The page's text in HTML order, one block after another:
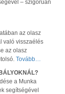
– szigorúan
az olasz
való visszaélés
az olasz
Tovább…
a Munka
segítségével